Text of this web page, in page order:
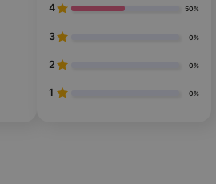
4 50%
3 0%
2 0%
1 0%